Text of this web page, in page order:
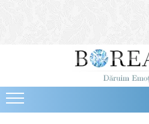
Bijuterii
Cercei
Bratari